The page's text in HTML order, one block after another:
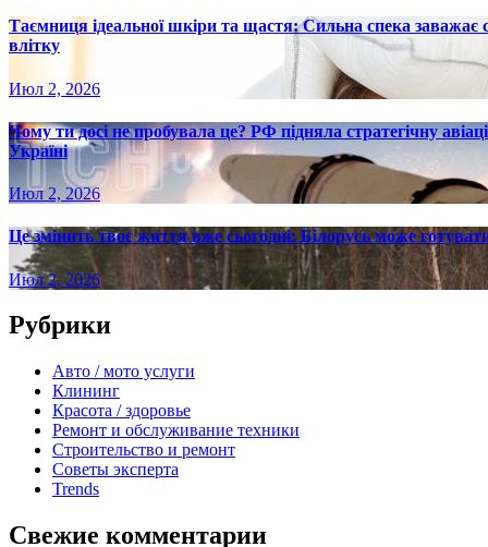
Таємниця ідеальної шкіри та щастя: Сильна спека
влітку
Июл 2, 2026
Чому ти досі не пробувала це? РФ підняла стратегічну
Україні
Июл 2, 2026
Це змінить твоє життя вже сьогодні: Білорусь може
Июл 2, 2026
Рубрики
Авто / мото услуги
Клининг
Красота / здоровье
Ремонт и обслуживание техники
Строительство и ремонт
Советы эксперта
Trends
Свежие комментарии